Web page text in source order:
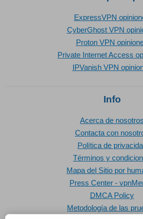
ExpressVPN
CyberGhost VPN
Proton VPN
Private Internet Access
IPVanish VPN
Info
Acerca de nosotros
Contacta con
Política de
Términos y
Mapa del Sitio por
Press Center -
DMCA Policy
Metodología de las